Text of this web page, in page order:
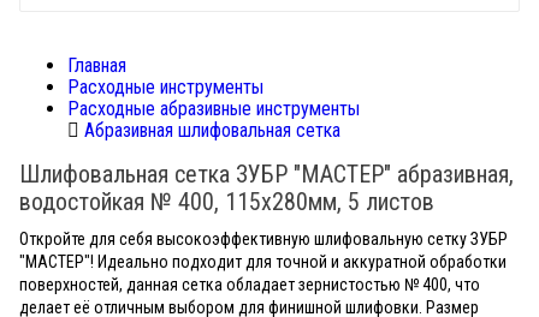
Главная
Расходные инструменты
Расходные абразивные инструменты
Абразивная шлифовальная сетка
Шлифовальная сетка ЗУБР "МАСТЕР" абразивная,
водостойкая № 400, 115х280мм, 5 листов
Откройте для себя высокоэффективную шлифовальную сетку ЗУБР
"МАСТЕР"! Идеально подходит для точной и аккуратной обработки
поверхностей, данная сетка обладает зернистостью № 400, что
делает её отличным выбором для финишной шлифовки. Размер